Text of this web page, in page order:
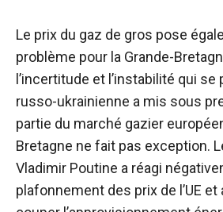
Le prix du gaz de gros pose
problème pour la Grande-
l’incertitude et l’instabilité qui
russo-ukrainienne a mis sous
partie du marché gazier
Bretagne ne fait pas exception.
Vladimir Poutine a réagi
plafonnement des prix de l’UE et